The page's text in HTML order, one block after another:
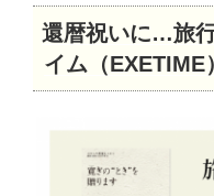
投
稿還暦祝いに…旅
イム（EXETIME